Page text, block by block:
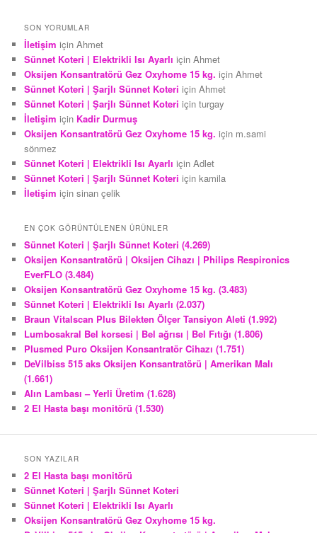
SON YORUMLAR
İletişim içinAhmet
Sünnet Koteri | Elektrikli Isı Ayarlı içinAhmet
Oksijen Konsantratörü Gez Oxyhome 15 kg. içinAhmet
Sünnet Koteri | Şarjlı Sünnet Koteri içinAhmet
Sünnet Koteri | Şarjlı Sünnet Koteri içinturgay
İletişim için Kadir Durmuş
Oksijen Konsantratörü Gez Oxyhome 15 kg. için m.sami
sönmez
Sünnet Koteri | Elektrikli Isı Ayarlı içinAdlet
Sünnet Koteri | Şarjlı Sünnet Koteri içinkamila
İletişim içinsinan çelik
EN ÇOK GÖRÜNTÜLENEN ÜRÜNLER
Sünnet Koteri | Şarjlı Sünnet Koteri (4.269)
Oksijen Konsantratörü | Oksijen Cihazı | Philips Respironics
EverFLO (3.484)
Oksijen Konsantratörü Gez Oxyhome 15 kg. (3.483)
Sünnet Koteri | Elektrikli Isı Ayarlı (2.037)
Braun Vitalscan Plus Bilekten Ölçer Tansiyon Aleti (1.992)
Lumbosakral Bel korsesi | Bel ağrısı | Bel Fıtığı (1.806)
Plusmed Puro Oksijen Konsantratör Cihazı (1.751)
DeVilbiss 515 aks Oksijen Konsantratörü | Amerikan Malı
(1.661)
Alın Lambası – Yerli Üretim (1.628)
2 El Hasta başı monitörü (1.530)
SON YAZILAR
2 El Hasta başı monitörü
Sünnet Koteri | Şarjlı Sünnet Koteri
Sünnet Koteri | Elektrikli Isı Ayarlı
Oksijen Konsantratörü Gez Oxyhome 15 kg.